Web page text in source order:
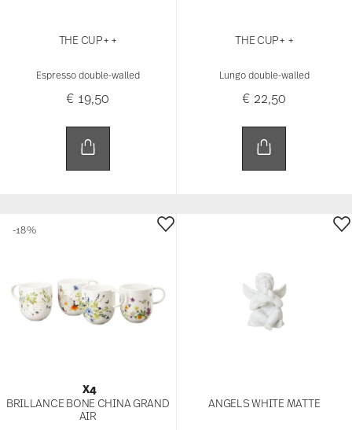
THE CUP+ +
Espresso double-walled
€ 19,50
THE CUP+ +
Lungo double-walled
€ 22,50
X4
BRILLANCE BONE CHINA GRAND
AIR
-18%
ANGELS WHITE MATTE